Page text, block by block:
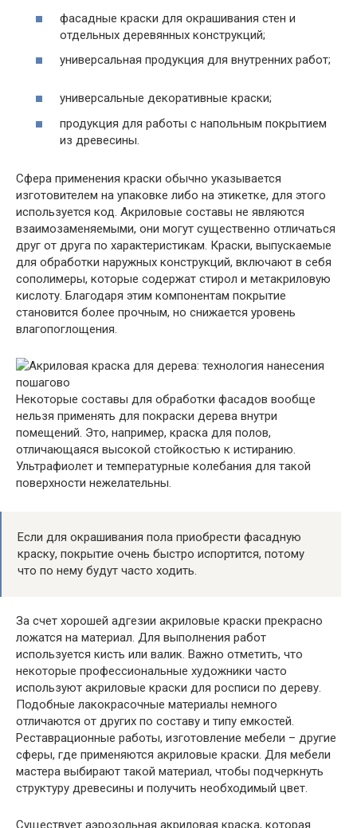
фасадные краски для окрашивания стен и
отдельных деревянных конструкций;
универсальная продукция для внутренних работ;
универсальные декоративные краски;
продукция для работы с напольным покрытием
из древесины.
Сфера применения краски обычно указывается
изготовителем на упаковке либо на этикетке, для этого
используется код. Акриловые составы не являются
взаимозаменяемыми, они могут существенно отличаться
друг от друга по характеристикам. Краски, выпускаемые
для обработки наружных конструкций, включают в себя
сополимеры, которые содержат стирол и метакриловую
кислоту. Благодаря этим компонентам покрытие
становится более прочным, но снижается уровень
влагопоглощения.
Некоторые составы для обработки фасадов вообще
нельзя применять для покраски дерева внутри
помещений. Это, например, краска для полов,
отличающаяся высокой стойкостью к истиранию.
Ультрафиолет и температурные колебания для такой
поверхности нежелательны.
Если для окрашивания пола приобрести фасадную
краску, покрытие очень быстро испортится, потому
что по нему будут часто ходить.
За счет хорошей адгезии акриловые краски прекрасно
ложатся на материал. Для выполнения работ
используется кисть или валик. Важно отметить, что
некоторые профессиональные художники часто
используют акриловые краски для росписи по дереву.
Подобные лакокрасочные материалы немного
отличаются от других по составу и типу емкостей.
Реставрационные работы, изготовление мебели – другие
сферы, где применяются акриловые краски. Для мебели
мастера выбирают такой материал, чтобы подчеркнуть
структуру древесины и получить необходимый цвет.
Существует аэрозольная акриловая краска, которая